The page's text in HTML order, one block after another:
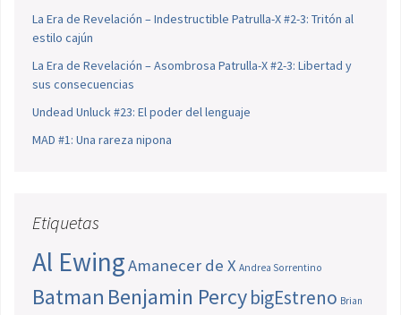
La Era de Revelación – Indestructible Patrulla-X #2-3: Tritón al
estilo cajún
La Era de Revelación – Asombrosa Patrulla-X #2-3: Libertad y
sus consecuencias
Undead Unluck #23: El poder del lenguaje
MAD #1: Una rareza nipona
Etiquetas
Al EwingAmanecer de X Andrea Sorrentino
Batman Benjamin PercybigEstreno Brian